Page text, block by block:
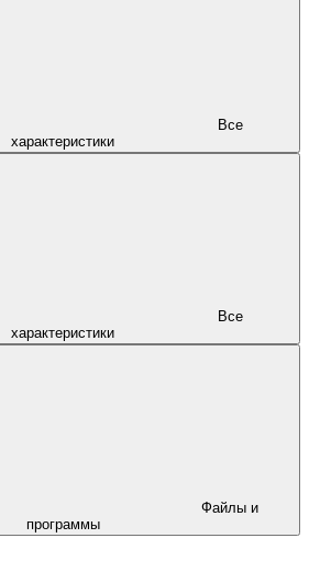
характеристики
характеристики
программы